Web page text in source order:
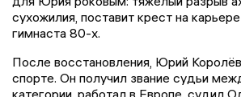
сухожилия, поставит крест на
гимнаста 80-х.
После восстановления, Юрий
спорте. Он получил звание судьи
категории, работал в Европе, судил